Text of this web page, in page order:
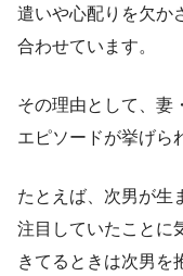
遣いや心配りを欠か
合わせています。
その理由として、妻
エピソードが挙げら
たとえば、次男が生
注目していたことに
きてるときは次男を